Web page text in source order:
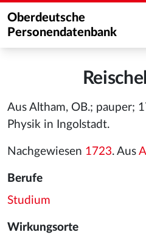
Oberdeutsche
Personendatenbank
Aus Altham, OB.; pauper;
Physik in Ingolstadt.
Nachgewiesen 1723. Aus
Berufe
Studium
Wirkungsorte